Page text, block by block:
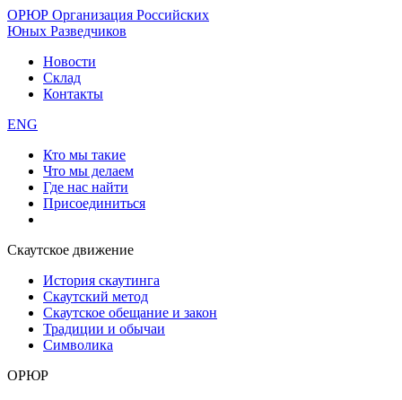
ОРЮР Организация Российских
Юных Разведчиков
Новости
Склад
Контакты
ENG
Кто мы такие
Что мы делаем
Где нас найти
Присоединиться
Скаутское движение
История скаутинга
Скаутский метод
Скаутское обещание и закон
Традиции и обычаи
Символика
ОРЮР